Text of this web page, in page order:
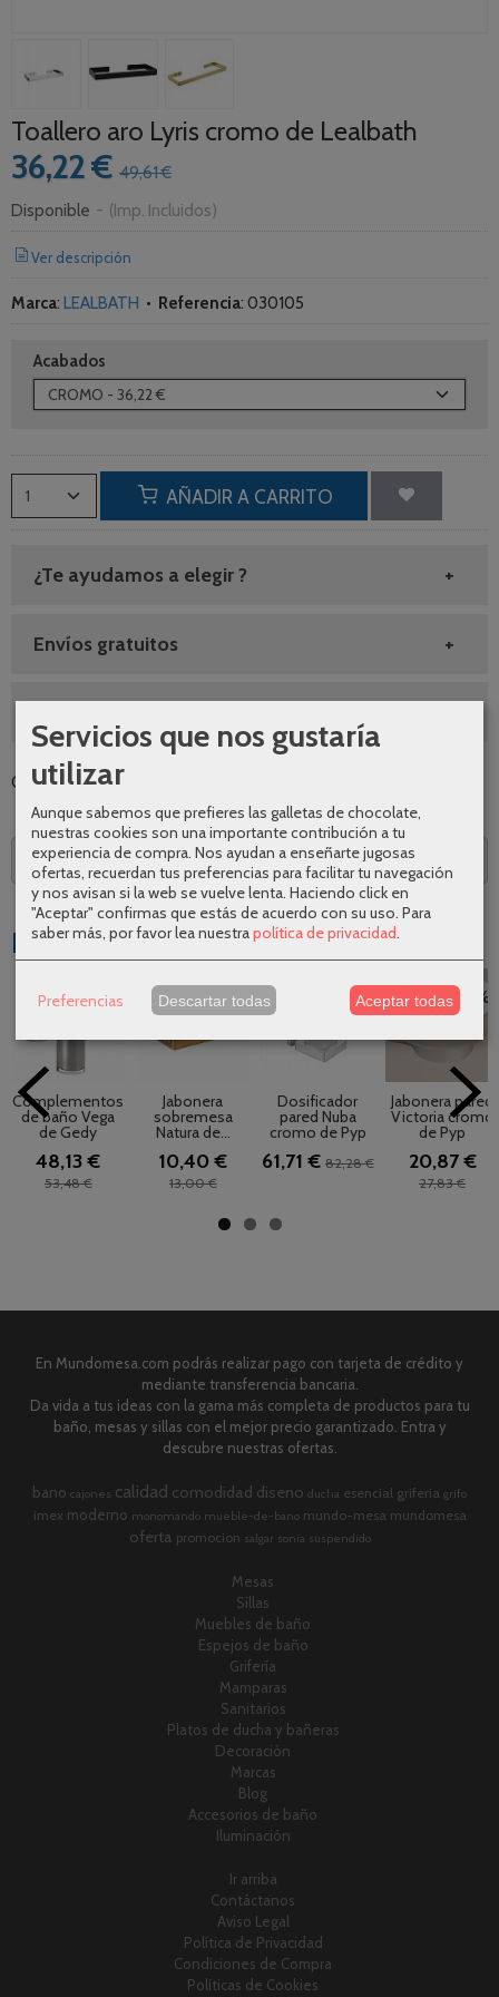
Toallero aro Lyris cromo de Lealbath
36,22 € 49,61 €
Disponible - (Imp. Incluidos)
Ver descripción
Marca: LEALBATH • Referencia: 030105
Acabados
AÑADIR A CARRITO
¿Te ayudamos a elegir ?
Envíos gratuitos
Categoría:Accesorios de baño
Descripción
Productos Relacionados
-10 %
Complementos
de baño Vega
de Gedy
48,13 €
53,48 €
-20 %
Jabonera
sobremesa
Natura de...
10,40 €
13,00 €
-25 %
Dosificador
pared Nuba
cromo de Pyp
61,71 € 82,28 €
-25 %
Jabonera pared
Victoria cromo
de Pyp
20,87 €
27,83 €
En Mundomesa.com podrás realizar pago con tarjeta de crédito y
mediante transferencia bancaria.
Da vida a tus ideas con la gama más completa de productos para tu
baño, mesas y sillas con el mejor precio garantizado. Entra y
descubre nuestras ofertas.
bano cajones calidad comodidad diseno ducha esencial griferia grifo
imex moderno monomando mueble-de-bano mundo-mesa mundomesa
oferta promocion salgar sonia suspendido
Mesas
Sillas
Muebles de baño
Espejos de baño
Grifería
Mamparas
Sanitarios
Platos de ducha y bañeras
Decoración
Marcas
Blog
Accesorios de baño
Iluminación
Ir arriba
Contáctanos
Aviso Legal
Política de Privacidad
Condiciones de Compra
Políticas de Cookies
Servicios que nos gustaría
utilizar
Aunque sabemos que prefieres las galletas de chocolate,
nuestras cookies son una importante contribución a tu
experiencia de compra. Nos ayudan a enseñarte jugosas
ofertas, recuerdan tus preferencias para facilitar tu navegación
y nos avisan si la web se vuelve lenta. Haciendo click en
"Aceptar" confirmas que estás de acuerdo con su uso. Para
saber más, por favor lea nuestrapolítica de privacidad.
Preferencias Descartar todas Aceptar todas